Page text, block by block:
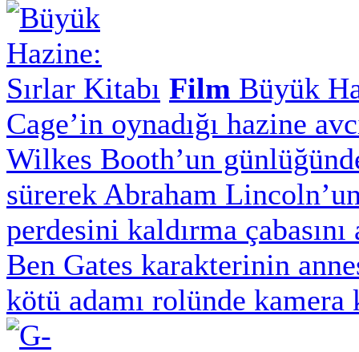
Film Büyük
Cage’in oynadığı hazine
Wilkes Booth’un
sürerek Abraham
perdesini kaldırma
Ben Gates karakterinin
kötü adamı rolünde kamera